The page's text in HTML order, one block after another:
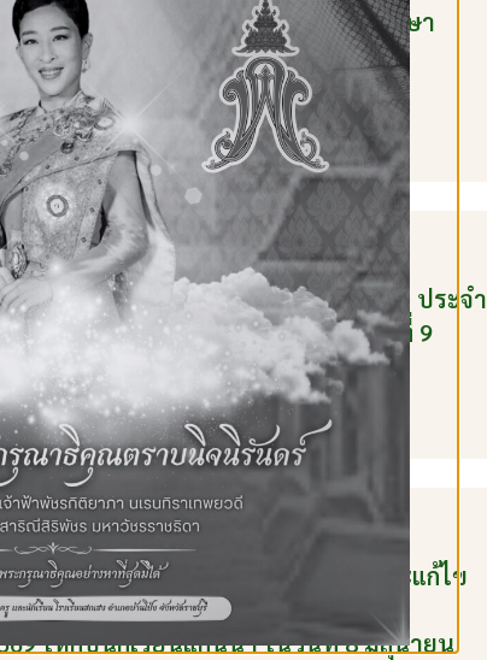
จัดกิจกรรมวันไหว้ครู และมอบทุนการศึกษา
า 2569 วันที่ 11 มิถุนายน 2569
ดกิจกรรมเลือกตั้งคณะกรรมการนักเรียน ประจำ
ส่งเสริมประชาธิปไตยในโรงเรียน วันที่ 9
จัดกิจกรรมในโครงการรณรงค์ป้องกันและแก้ไข
BE NUMBER ONE อำเภอบ้านโป่ง
ให้กับนักเรียนแกนนำ ในวันที่ 8 มิถุนายน